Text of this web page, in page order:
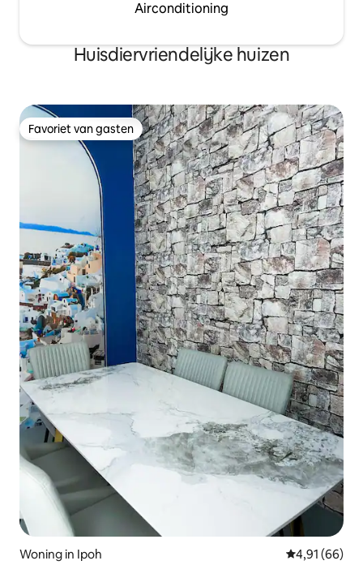
Airconditioning
Huisdiervriendelijke huizen
Favoriet van gasten
Favoriet van gasten
Woning in Ipoh Gemiddelde
4,91 (66)